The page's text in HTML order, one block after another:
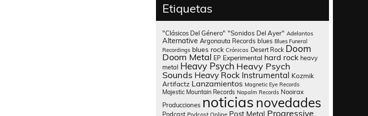
Etiquetas
"Clásicos Del Género" "Sonidos Del Ayer" Adelantos
Alternative Argonauta Records blues Blues Funeral
Recordings blues rock Crónicas Desert Rock Doom
Doom Metal EP Experimental hard rock heavy
metal Heavy Psych Heavy Psych
Sounds Heavy Rock Instrumental Kozmik
Artifactz Lanzamientos Magnetic Eye Records
Majestic Mountain Records Napalm Records Nooirax
Producciones noticias novedades
Podcast Post Metal Progressive